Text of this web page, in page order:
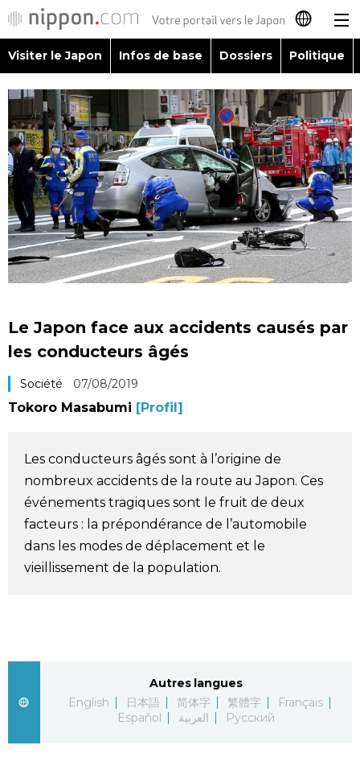
日本語
English
简体字
繁體字
Español
العربية
Visiter le Japon
Infos de base
Dossiers
Économie
Société
Gastronomie
Le japonais
En plus
Séries
Personnages
Visiter le Japon Infos de base Dossiers Politique
Le Japon face aux accidents causés par
les conducteurs âgés
Société 07/08/2019
Tokoro Masabumi [Profil]
Les conducteurs âgés sont à l’origine de
nombreux accidents de la route au Japon. Ces
événements tragiques sont le fruit de deux
facteurs : la prépondérance de l’automobile
dans les modes de déplacement et le
vieillissement de la population.
Autres langues
English
日本語 简体字 繁體字
Français
Español
العربية Русский